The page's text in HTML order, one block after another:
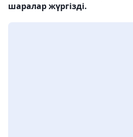
шаралар жүргізді.